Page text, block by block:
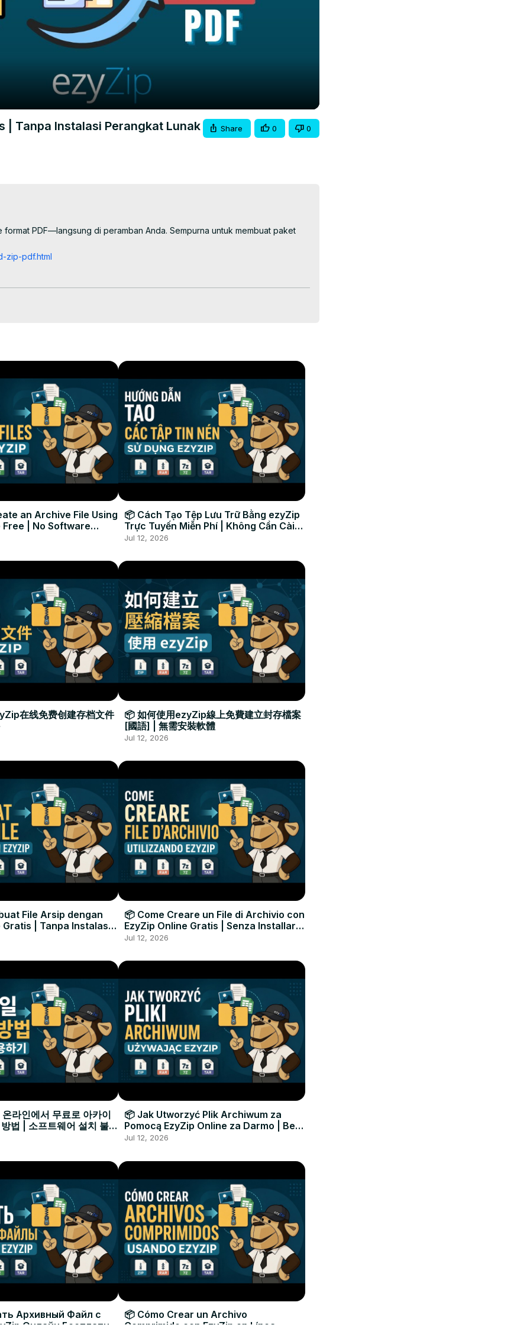
| Tanpa Instalasi Perangkat Lunak Share 0 0
PDF—langsung di peramban Anda. Sempurna untuk membuat paket
zip-pdf.html
Anda.
an Archive File Using
Free | No Software
📦 Cách Tạo Tệp Lưu Trữ Bằng ezyZip
Trực Tuyến Miễn Phí | Không Cần Cài
Đặt Phần Mềm
Jul 12, 2026
在线免费创建存档文件
📦 如何使用ezyZip線上免費建立封存檔案
[國語] | 無需安裝軟體
Jul 12, 2026
File Arsip dengan
Gratis | Tanpa Instalasi
📦 Come Creare un File di Archivio con
EzyZip Online Gratis | Senza Installare
Software
Jul 12, 2026
라인에서 무료로 아카이
법 | 소프트웨어 설치 불필
📦 Jak Utworzyć Plik Archiwum za
Pomocą EzyZip Online za Darmo | Bez
Instalacji Oprogramowania
Jul 12, 2026
Архивный Файл с
📦 Cómo Crear un Archivo